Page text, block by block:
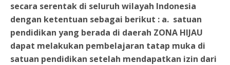
secara serentak di seluruh wilayah Indonesia
dengan ketentuan sebagai berikut : a. satuan
pendidikan yang berada di daerah ZONA HIJAU
dapat melakukan pembelajaran tatap muka di
satuan pendidikan setelah mendapatkan izin dari